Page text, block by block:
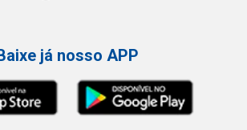
já nosso APP